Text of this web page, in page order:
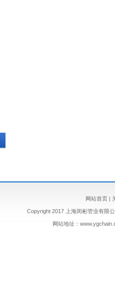
网站首页|
Copyright 2017 上海闵彬管业有限
网站地址：